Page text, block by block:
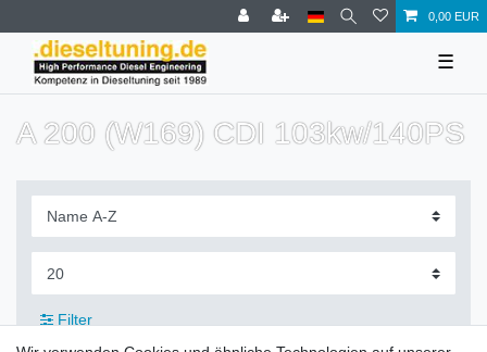
0,00 EUR
☰
A 200 (W169) CDI 103kw/140PS
Filter